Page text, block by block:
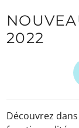
2022
Découvrez